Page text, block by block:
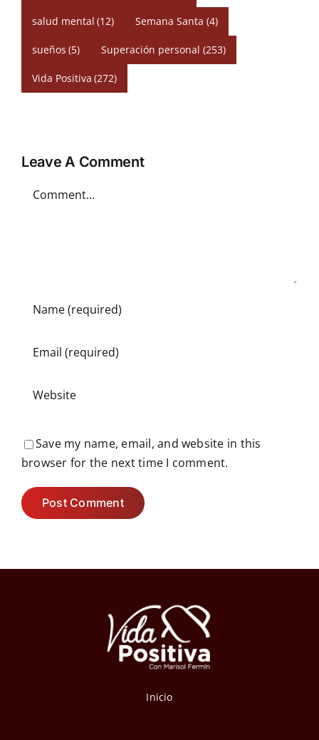
salud mental (12) Semana Santa (4)
sueños (5) Superación personal (253)
Vida Positiva (272)
Leave A Comment
Save my name, email, and website in this
browser for the next time I comment.
Inicio